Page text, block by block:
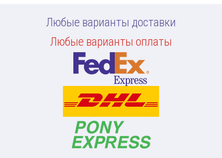
Любые варианты доставки
Любые варианты оплаты